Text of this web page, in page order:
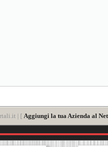
| [ Aggiungi la tua Azienda al